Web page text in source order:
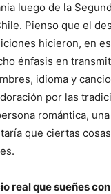
luego de la
Pienso que el
hicieron, en
énfasis en
idioma y
por las
romántica,
que ciertas
real que sueñes